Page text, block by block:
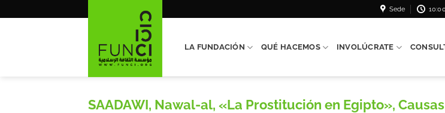
Sede
LA FUNDACIÓN QUÉ HACEMOS INVOLÚCRATE
SAADAWI, Nawal-al, «La Prostitución en Egipto»,